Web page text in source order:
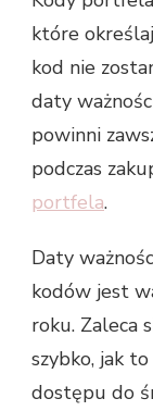
które
kod nie
daty
powinni
podczas
portfela.
Daty
kodów jest
roku. Zaleca
szybko, jak
dostępu do